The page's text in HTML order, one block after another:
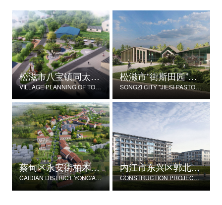
松滋市八宝镇同太湖村村庄规划
VILLAGE PLANNING OF TONGTAIHU VILLAGE, BABAO TOWN, SONGZI CITY
松滋市“街斯田园”美丽乡村示范片建设项目
SONGZI CITY "JIESI PASTORAL" BEAUTIFUL RURAL DEMONSTRATION FILM CONSTRUCTION PROJECT
蔡甸区永安街柏木村郭家庄湾省级美丽乡村试点建设项目
CAIDIAN DISTRICT YONG'AN STREET CYPRESS VILLAGE GUOJIAZHUANG BAY PROVINCIAL BEAUTIFUL VILLAGE PILOT CONSTRUCTION PROJECT
内江市东兴区郭北养老服务中心建设项目
CONSTRUCTION PROJECT OF GUOBEI ELDERLY SERVICE CENTER IN DONGXING DISTRICT, NEIJIANG CITY